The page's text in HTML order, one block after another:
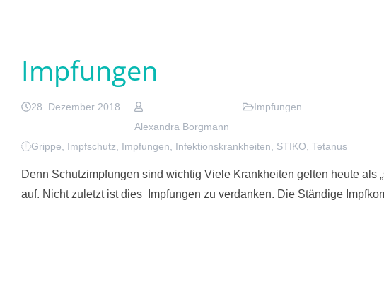
Impfungen
28. Dezember 2018
Alexandra Borgmann
Impfungen
Grippe, Impfschutz, Impfungen, Infektionskrankheiten, STIKO,Tetanus
Denn Schutzimpfungen sind wichtig Viele Krankheiten gelten heute als
auf. Nicht zuletzt ist dies Impfungen zu verdanken. Die Ständige